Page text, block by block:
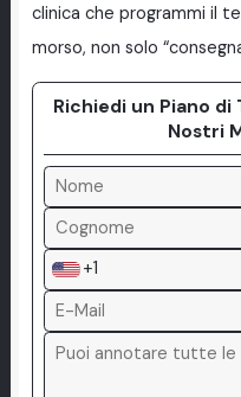
clinica che programmi il
morso, non solo
Richiedi un Piano
Nostri
+1